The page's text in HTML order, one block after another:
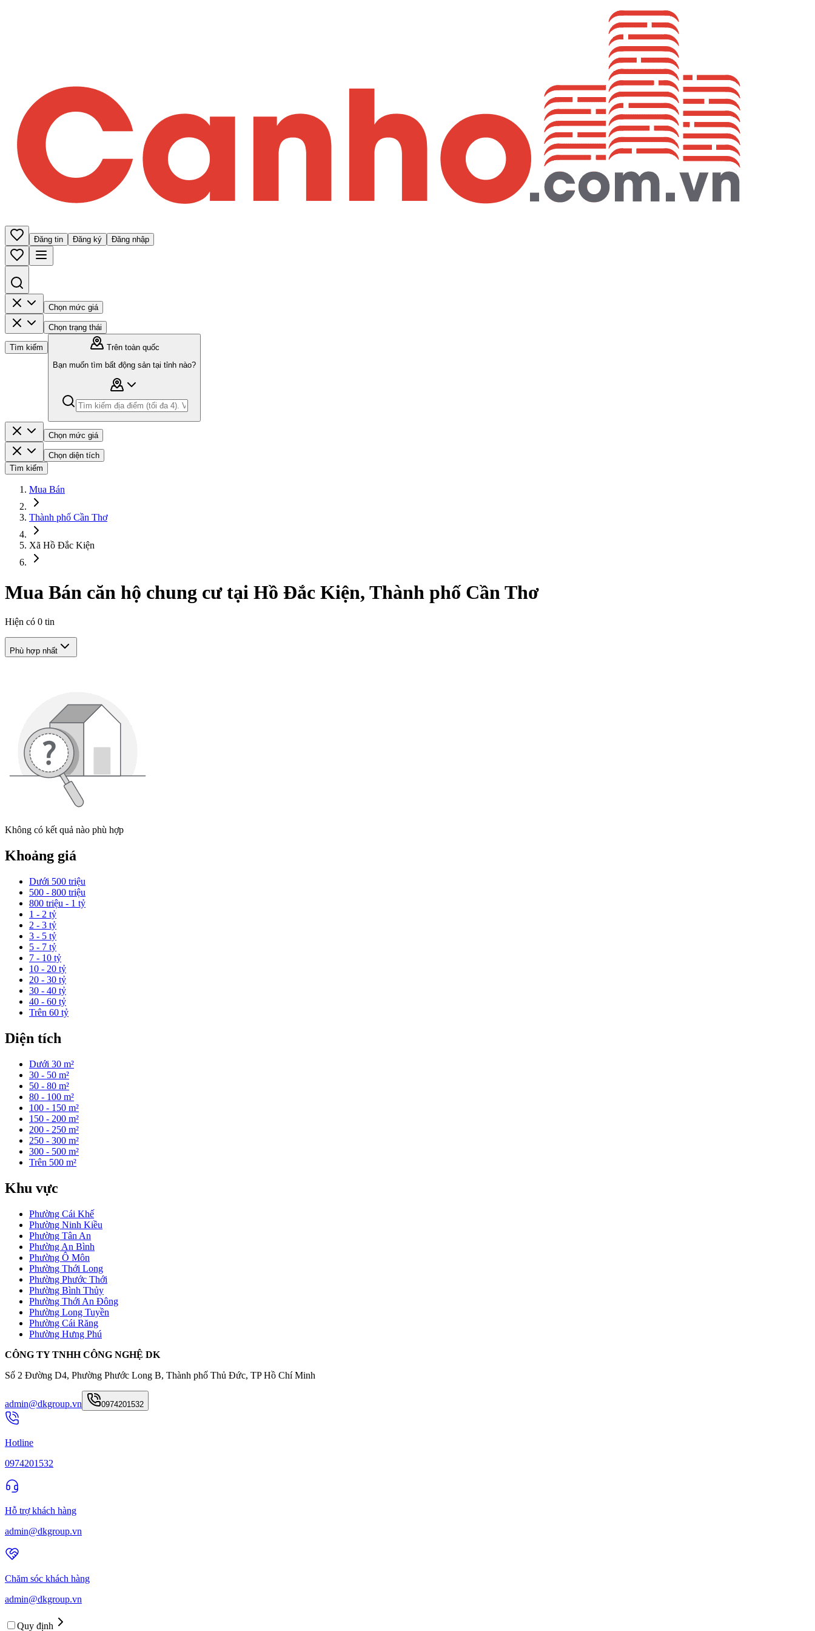
Đăng tin Đăng ký Đăng nhập
Chọn mức giá
Chọn trạng thái
Tìm kiếm
Trên toàn quốc
Bạn muốn tìm bất động sản tại tỉnh nào?
Chọn mức giá
Chọn diện tích
Tìm kiếm
Mua Bán
Thành phố Cần Thơ
Xã Hồ Đắc Kiện
Mua Bán căn hộ chung cư tại Hồ Đắc Kiện, Thành phố Cần Thơ
Hiện có 0 tin
Phù hợp nhất
Không có kết quả nào phù hợp
Khoảng giá
Dưới 500 triệu
500 - 800 triệu
800 triệu - 1 tỷ
1 - 2 tỷ
2 - 3 tỷ
3 - 5 tỷ
5 - 7 tỷ
7 - 10 tỷ
10 - 20 tỷ
20 - 30 tỷ
30 - 40 tỷ
40 - 60 tỷ
Trên 60 tỷ
Diện tích
Dưới 30 m²
30 - 50 m²
50 - 80 m²
80 - 100 m²
100 - 150 m²
150 - 200 m²
200 - 250 m²
250 - 300 m²
300 - 500 m²
Trên 500 m²
Khu vực
Phường Cái Khế
Phường Ninh Kiều
Phường Tân An
Phường An Bình
Phường Ô Môn
Phường Thới Long
Phường Phước Thới
Phường Bình Thủy
Phường Thới An Đông
Phường Long Tuyền
Phường Cái Răng
Phường Hưng Phú
CÔNG TY TNHH CÔNG NGHỆ DK
Số 2 Đường D4, Phường Phước Long B, Thành phố Thủ Đức, TP Hồ Chí Minh
admin@dkgroup.vn 0974201532
Hotline
0974201532
Hỗ trợ khách hàng
admin@dkgroup.vn
Chăm sóc khách hàng
admin@dkgroup.vn
Quy định